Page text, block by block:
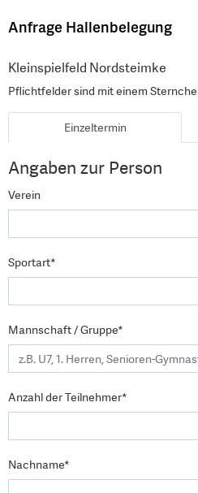
Anfrage Hallenbelegung
Kleinspielfeld Nordsteimke
Pflichtfelder sind mit einem
Einzeltermin
Angaben zur Person
Verein
Sportart*
Mannschaft / Gruppe*
Anzahl der Teilnehmer*
Nachname*